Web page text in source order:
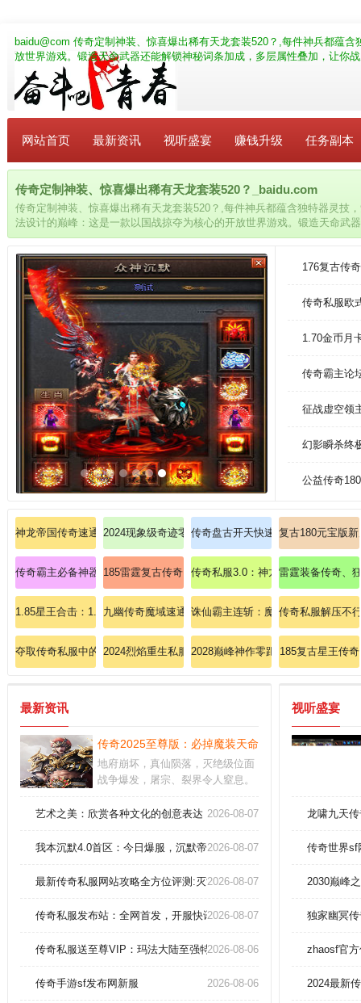
baidu@com 传奇定制神装、惊喜爆出稀有天龙套装520？,每件神兵都蕴
放世界游戏。锻造天命武器还能解锁神秘词条加成，多层属性叠加，让你
网站首页 最新资讯 视听盛宴 赚钱升级 任务副本
传奇定制神装、惊喜爆出稀有天龙套装520？_baidu.com
传奇定制神装、惊喜爆出稀有天龙套装520？,每件神兵都蕴含独特器灵技
法设计的巅峰：这是一款以国战掠夺为核心的开放世界游戏。锻造天命武
加，让你战力飙升三倍。
176复古传
传奇私服欧
1.70金币月
传奇霸主论
征战虚空领
幻影瞬杀终
公益传奇
神龙帝国传奇速通法师英雄魔法盾无敌技巧大揭秘！
2024现象级奇迹零门槛带新手掌握法师黑龙波
传奇盘古开天快速掌握道士召唤神兽
复古180元宝版
传奇霸主必备神器为何必须凑齐圣战戒指？
185雷霆复古传奇、十分愉快打到强效道术力药水。
传奇私服3.0：神龙降世，3.0版本震
雷霆装备传奇、
1.85星王合击：1.85至尊星王合击私服，连招奥义终极争霸
九幽传奇魔域速通指南：道士毒术致命叠加技巧！
诛仙霸主连斩：魔域私服诛仙暴击
传奇私服解压不
夺取传奇私服中的天尊套装，觉醒混沌之威！
2024烈焰重生私服：烈焰焚天，经典再现战神归来！
2028巅峰神作零距离教学兄弟领悟
185复古星王传奇
最新资讯
传奇2025至尊版：必掉魔装天命魂石血洗沙巴克！
地府崩坏，真仙陨落，灭绝级位面
战争爆发，屠宗、裂界令人窒息。
意沸腾。秘境中暗藏天命棋局待你
世神弓
艺术之美：欣赏各种文化的创意表达 2026-08-07
我本沉默4.0首区：今日爆服，沉默帝位再度降临！
2026-08-07
最新传奇私服网站攻略全方位评测:灭世紫金传奇道士要如何进修擒龙
2026-08-07
传奇私服发布站：全网首发，开服快讯，独家爆料尽在掌握！
2026-08-07
传奇私服送至尊VIP：玛法大陆至强特权，独享帝王荣耀！
2026-08-06
传奇手游sf发布网新服 2026-08-06
视听盛宴
龙啸九天
传奇世界sf
2030巅峰
独家幽冥
zhaosf官
2024最新